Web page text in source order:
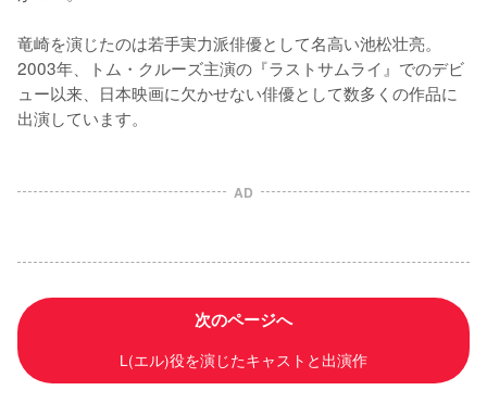
竜崎を演じたのは若手実力派俳優として名高い池松壮亮。
2003年、トム・クルーズ主演の『ラストサムライ』でのデビ
ュー以来、日本映画に欠かせない俳優として数多くの作品に
出演しています。
AD
次のページへ
L(エル)役を演じたキャストと出演作